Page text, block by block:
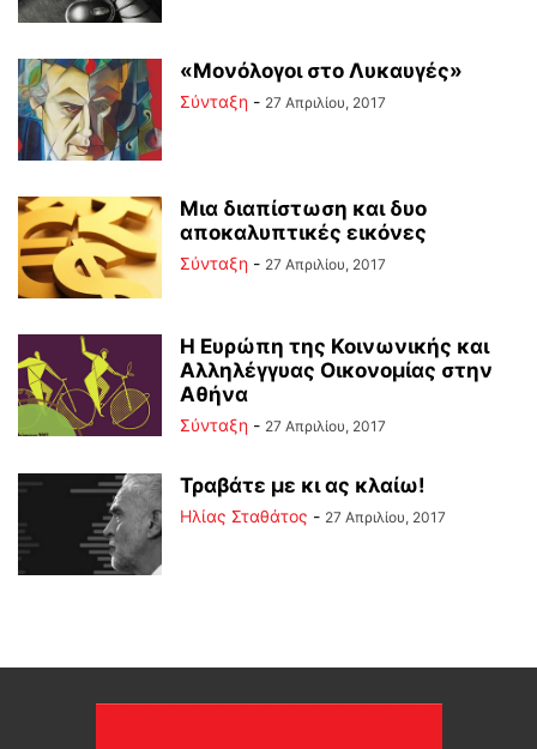
«Μονόλογοι στο Λυκαυγές»
Σύνταξη - 27 Απριλίου, 2017
Μια διαπίστωση και δυο
αποκαλυπτικές εικόνες
Σύνταξη - 27 Απριλίου, 2017
Η Ευρώπη της Κοινωνικής και
Αλληλέγγυας Οικονομίας στην
Αθήνα
Σύνταξη - 27 Απριλίου, 2017
Τραβάτε με κι ας κλαίω!
Ηλίας Σταθάτος - 27 Απριλίου, 2017